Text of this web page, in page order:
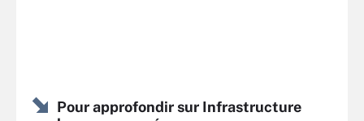
Pour approfondir sur Infrastructure